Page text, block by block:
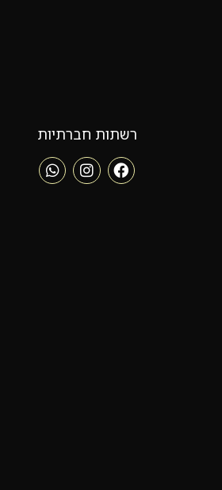
רשתות חברתיות